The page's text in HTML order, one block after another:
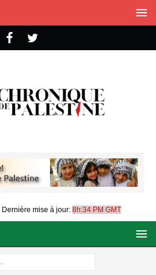
Dernière mise à jour: 8h:34 PM GMT